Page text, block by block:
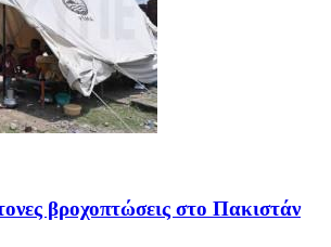
βροχοπτώσεις στο Πακιστάν